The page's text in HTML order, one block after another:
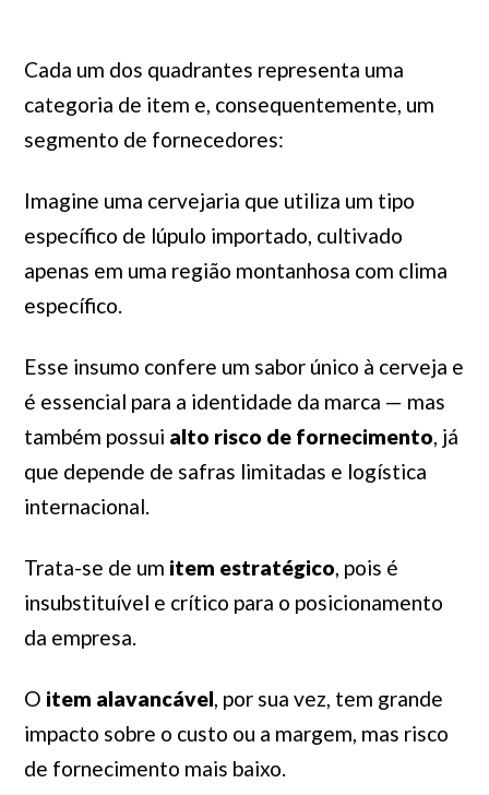
Cada um dos quadrantes representa uma
categoria de item e, consequentemente, um
segmento de fornecedores:
Imagine uma cervejaria que utiliza um tipo
específico de lúpulo importado, cultivado
apenas em uma região montanhosa com clima
específico.
Esse insumo confere um sabor único à cerveja e
é essencial para a identidade da marca — mas
também possui alto risco de fornecimento, já
que depende de safras limitadas e logística
internacional.
Trata-se de um item estratégico, pois é
insubstituível e crítico para o posicionamento
da empresa.
O item alavancável, por sua vez, tem grande
impacto sobre o custo ou a margem, mas risco
de fornecimento mais baixo.